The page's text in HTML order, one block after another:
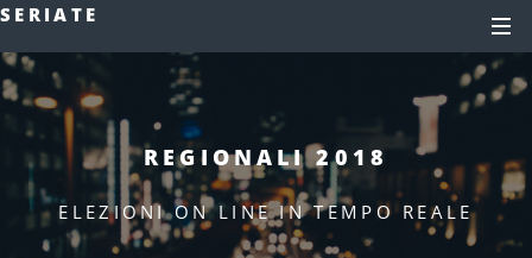
SERIATE
REGIONALI 2018
ELEZIONI ON LINE IN TEMPO REALE